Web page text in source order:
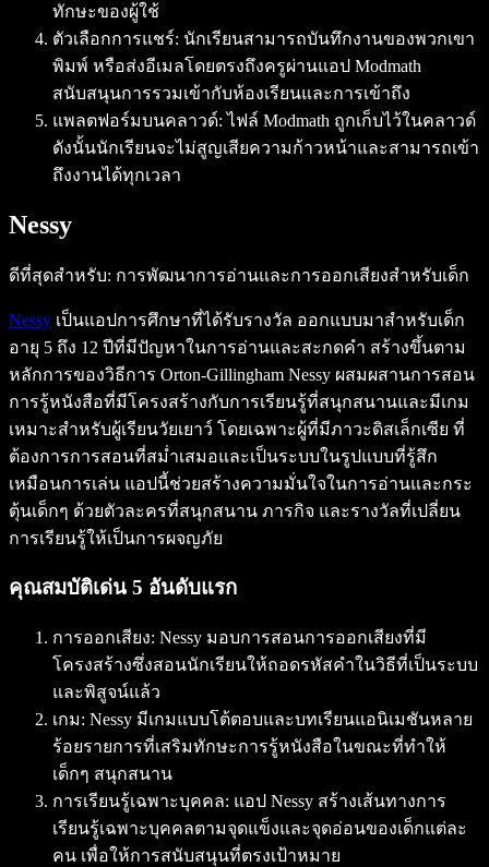
ทักษะของผู้ใช้
ตัวเลือกการแชร์: นักเรียนสามารถบันทึกงานของพวกเขา
พิมพ์ หรือส่งอีเมลโดยตรงถึงครูผ่านแอป Modmath
สนับสนุนการรวมเข้ากับห้องเรียนและการเข้าถึง
แพลตฟอร์มบนคลาวด์: ไฟล์ Modmath ถูกเก็บไว้ในคลาวด์
ดังนั้นนักเรียนจะไม่สูญเสียความก้าวหน้าและสามารถเข้า
ถึงงานได้ทุกเวลา
Nessy
ดีที่สุดสำหรับ: การพัฒนาการอ่านและการออกเสียงสำหรับเด็ก
Nessy เป็นแอปการศึกษาที่ได้รับรางวัล ออกแบบมาสำหรับเด็ก
อายุ 5 ถึง 12 ปีที่มีปัญหาในการอ่านและสะกดคำ สร้างขึ้นตาม
หลักการของวิธีการ Orton-Gillingham Nessy ผสมผสานการสอน
การรู้หนังสือที่มีโครงสร้างกับการเรียนรู้ที่สนุกสนานและมีเกม
เหมาะสำหรับผู้เรียนวัยเยาว์ โดยเฉพาะผู้ที่มีภาวะดิสเล็กเซีย ที่
ต้องการการสอนที่สม่ำเสมอและเป็นระบบในรูปแบบที่รู้สึก
เหมือนการเล่น แอปนี้ช่วยสร้างความมั่นใจในการอ่านและกระ
ตุ้นเด็กๆ ด้วยตัวละครที่สนุกสนาน ภารกิจ และรางวัลที่เปลี่ยน
การเรียนรู้ให้เป็นการผจญภัย
คุณสมบัติเด่น 5 อันดับแรก
การออกเสียง: Nessy มอบการสอนการออกเสียงที่มี
โครงสร้างซึ่งสอนนักเรียนให้ถอดรหัสคำในวิธีที่เป็นระบบ
และพิสูจน์แล้ว
เกม: Nessy มีเกมแบบโต้ตอบและบทเรียนแอนิเมชันหลาย
ร้อยรายการที่เสริมทักษะการรู้หนังสือในขณะที่ทำให้
เด็กๆ สนุกสนาน
การเรียนรู้เฉพาะบุคคล: แอป Nessy สร้างเส้นทางการ
เรียนรู้เฉพาะบุคคลตามจุดแข็งและจุดอ่อนของเด็กแต่ละ
คน เพื่อให้การสนับสนุนที่ตรงเป้าหมาย